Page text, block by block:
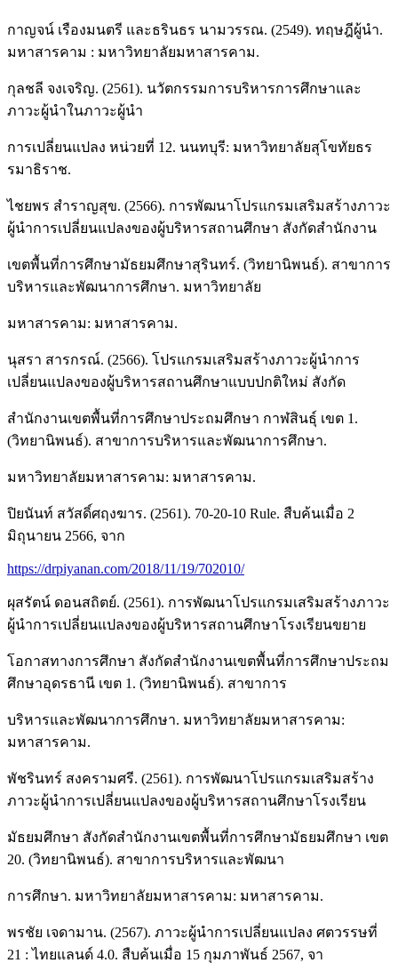
กาญจน์ เรืองมนตรี และธรินธร นามวรรณ. (2549). ทฤษฎีผู้นำ.
มหาสารคาม : มหาวิทยาลัยมหาสารคาม.
กุลชลี จงเจริญ. (2561). นวัตกรรมการบริหารการศึกษาและ
ภาวะผู้นำในภาวะผู้นำ
การเปลี่ยนแปลง หน่วยที่ 12. นนทบุรี: มหาวิทยาลัยสุโขทัยธร
รมาธิราช.
ไชยพร สำราญสุข. (2566). การพัฒนาโปรแกรมเสริมสร้างภาวะ
ผู้นำการเปลี่ยนแปลงของผู้บริหารสถานศึกษา สังกัดสำนักงาน
เขตพื้นที่การศึกษามัธยมศึกษาสุรินทร์. (วิทยานิพนธ์). สาขาการ
บริหารและพัฒนาการศึกษา. มหาวิทยาลัย
มหาสารคาม: มหาสารคาม.
นุสรา สารกรณ์. (2566). โปรแกรมเสริมสร้างภาวะผู้นำการ
เปลี่ยนแปลงของผู้บริหารสถานศึกษาแบบปกติใหม่ สังกัด
สำนักงานเขตพื้นที่การศึกษาประถมศึกษา กาฬสินธุ์ เขต 1.
(วิทยานิพนธ์). สาขาการบริหารและพัฒนาการศึกษา.
มหาวิทยาลัยมหาสารคาม: มหาสารคาม.
ปิยนันท์ สวัสดิ์ศฤงฆาร. (2561). 70-20-10 Rule. สืบค้นเมื่อ 2
มิถุนายน 2566, จาก
https://drpiyanan.com/2018/11/19/702010/
ผุสรัตน์ ดอนสถิตย์. (2561). การพัฒนาโปรแกรมเสริมสร้างภาวะ
ผู้นำการเปลี่ยนแปลงของผู้บริหารสถานศึกษาโรงเรียนขยาย
โอกาสทางการศึกษา สังกัดสำนักงานเขตพื้นที่การศึกษาประถม
ศึกษาอุดรธานี เขต 1. (วิทยานิพนธ์). สาขาการ
บริหารและพัฒนาการศึกษา. มหาวิทยาลัยมหาสารคาม:
มหาสารคาม.
พัชรินทร์ สงครามศรี. (2561). การพัฒนาโปรแกรมเสริมสร้าง
ภาวะผู้นำการเปลี่ยนแปลงของผู้บริหารสถานศึกษาโรงเรียน
มัธยมศึกษา สังกัดสำนักงานเขตพื้นที่การศึกษามัธยมศึกษา เขต
20. (วิทยานิพนธ์). สาขาการบริหารและพัฒนา
การศึกษา. มหาวิทยาลัยมหาสารคาม: มหาสารคาม.
พรชัย เจดามาน. (2567). ภาวะผู้นำการเปลี่ยนแปลง ศตวรรษที่
21 : ไทยแลนด์ 4.0. สืบค้นเมื่อ 15 กุมภาพันธ์ 2567, จา